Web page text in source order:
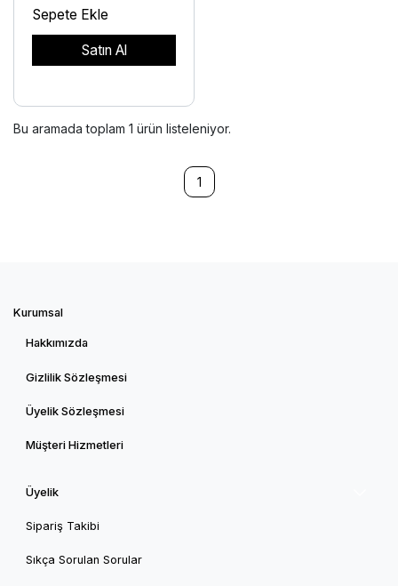
Sepete Ekle
Satın Al
Bu aramada toplam 1 ürün listeleniyor.
1
Kurumsal
Hakkımızda
Gizlilik Sözleşmesi
Üyelik Sözleşmesi
Müşteri Hizmetleri
Üyelik
Sipariş Takibi
Sıkça Sorulan Sorular